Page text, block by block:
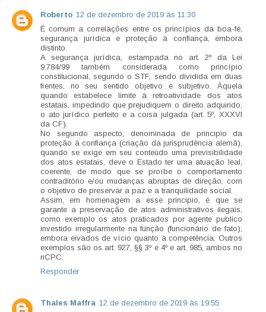
Roberto 12 de dezembro de 2019 às 11:30
É comum a correlações entre os princípios da boa-fé,
segurança jurídica e proteção à confiança, embora
distinto.
A segurança jurídica, estampada no art. 2º da Lei
9.784/99 também considerada como princípio
constitucional, segundo o STF, sendo dividida em duas
frentes, no seu sentido objetivo e subjetivo. Àquela
quando estabelece limite à retroatividade dos atos
estatais, impedindo que prejudiquem o direito adquirido,
o ato jurídico perfeito e a coisa julgada (art. 5º, XXXVI
da CF).
No segundo aspecto, denominada de principio da
proteção à confiança (criação da jurisprudência alemã),
quando se exige em seu conteúdo uma previsibilidade
dos atos estatais, deve o Estado ter uma atuação leal,
coerente, de modo que se proíbe o comportamento
contraditório e/ou mudanças abruptas de direção, com
o objetivo de preservar a paz e a tranquilidade social.
Assim, em homenagem a esse principio, é que se
garante a preservação de atos administrativos ilegais,
como exemplo os atos praticados por agente publico
investido irregularmente na função (funcionário de fato),
embora eivados de vício quanto à competência. Outros
exemplos são os art. 927, §§ 3º e 4º e art. 985, ambos no
nCPC.
Responder
Thales Maffra 12 de dezembro de 2019 às 19:55